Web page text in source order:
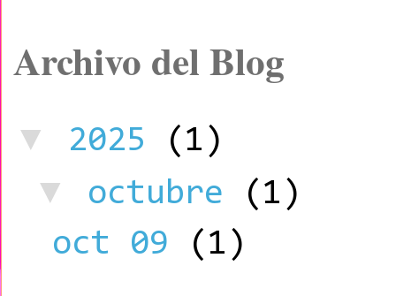
Archivo del Blog
▼ 2025 (1)
▼ octubre
(1)
oct 09
(1)